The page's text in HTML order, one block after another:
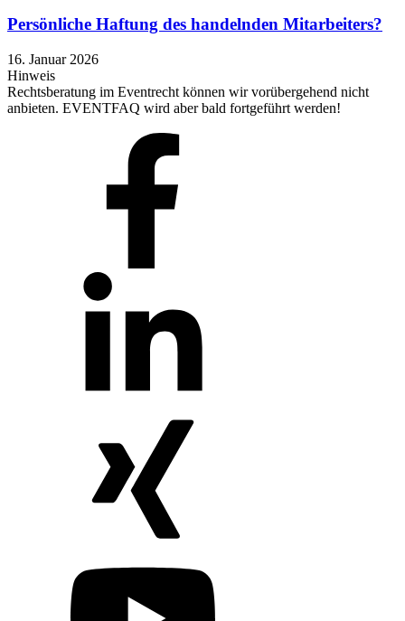
Persönliche Haftung des handelnden Mitarbeiters?
16. Januar 2026
Hinweis
Rechtsberatung im Eventrecht können wir vorübergehend nicht
anbieten. EVENTFAQ wird aber bald fortgeführt werden!